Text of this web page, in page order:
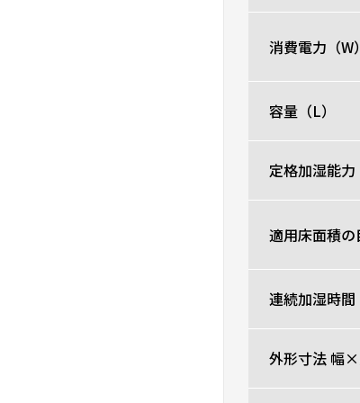
消費電力（W）
容量（L）
定格加湿能力
適用床面積
連続加湿時間
外形寸法 幅